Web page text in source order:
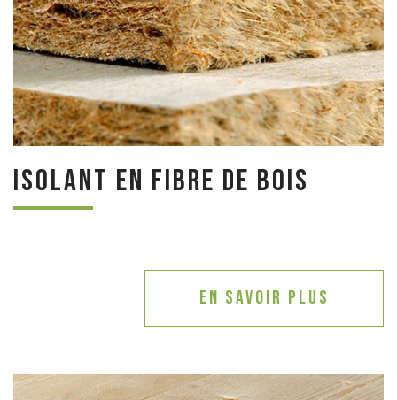
Isolant en fibre de bois
En savoir plus